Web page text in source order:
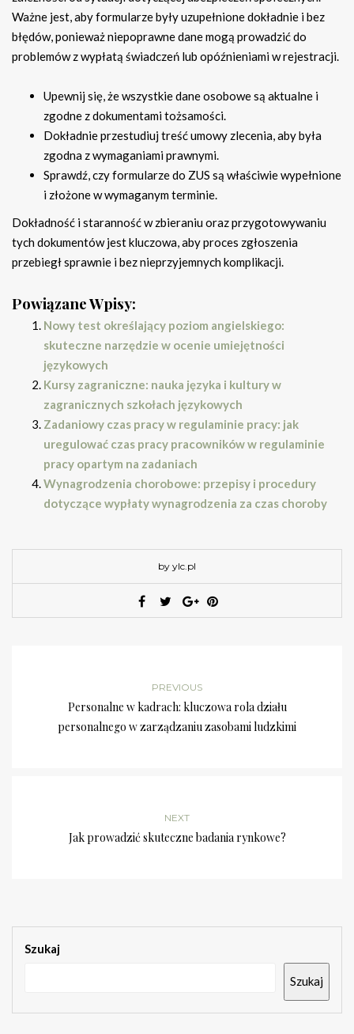
Ważne jest, aby formularze były uzupełnione dokładnie i bez
błędów, ponieważ niepoprawne dane mogą prowadzić do
problemów z wypłatą świadczeń lub opóźnieniami w rejestracji.
Upewnij się, że wszystkie dane osobowe są aktualne i
zgodne z dokumentami tożsamości.
Dokładnie przestudiuj treść umowy zlecenia, aby była
zgodna z wymaganiami prawnymi.
Sprawdź, czy formularze do ZUS są właściwie wypełnione
i złożone w wymaganym terminie.
Dokładność i staranność w zbieraniu oraz przygotowywaniu
tych dokumentów jest kluczowa, aby proces zgłoszenia
przebiegł sprawnie i bez nieprzyjemnych komplikacji.
Powiązane Wpisy:
Nowy test określający poziom angielskiego:
skuteczne narzędzie w ocenie umiejętności
językowych
Kursy zagraniczne: nauka języka i kultury w
zagranicznych szkołach językowych
Zadaniowy czas pracy w regulaminie pracy: jak
uregulować czas pracy pracowników w regulaminie
pracy opartym na zadaniach
Wynagrodzenia chorobowe: przepisy i procedury
dotyczące wypłaty wynagrodzenia za czas choroby
by ylc.pl
PREVIOUS
Personalne w kadrach: kluczowa rola działu
personalnego w zarządzaniu zasobami ludzkimi
NEXT
Jak prowadzić skuteczne badania rynkowe?
Szukaj
Szukaj